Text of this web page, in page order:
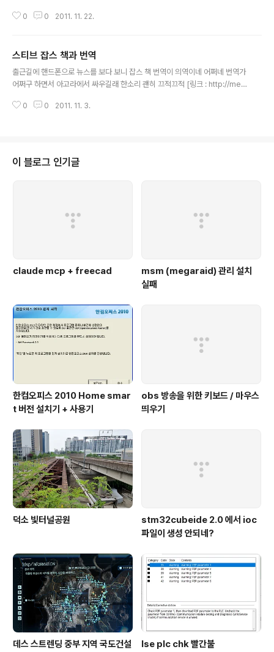
지방세법, 독점규제·공정거래법, 약사법 등 14개 이행 법안
k.daum.net/news/news_content.daum?type=ma
in&sub_type=&docid=MD20111122172618004]
0 0 2011. 11. 22.
스티브 잡스 책과 번역
출근길에 핸드폰으로 뉴스를 보다 보니 잡스 책 번역이 의역이네 어쩌네 번역가
어쩌구 하면서 아고라에서 싸우길래 한소리 괜히 끄적끄적 [링크 : http://med
1101024200461&p=seoul] 내가 아는 번역은 의역과 직역이 있는데 솔찍
되다 보니 의역보다는 직역을 선호하게 된다. 문제는 이넘의 언어적 차이인데
영어와 한글은 문법적 구조가 뒤집혀 있고 영어는 한글에 비..
0 0 2011. 11. 3.
이 블로그 인기글
claude mcp + freecad
msm (megaraid) 관리 설치
실패
한컴오피스 2010 Home smar
t 버전 설치기 + 사용기
obs 방송을 위한 키보드 / 마우스
띄우기
덕소 빛터널공원
stm32cubeide 2.0 에서 ioc
파일이 생성 안되네?
데스 스트렌딩 중부 지역 국도건설 lse plc chk 빨간불